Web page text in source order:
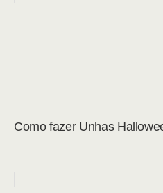
Como fazer Unhas